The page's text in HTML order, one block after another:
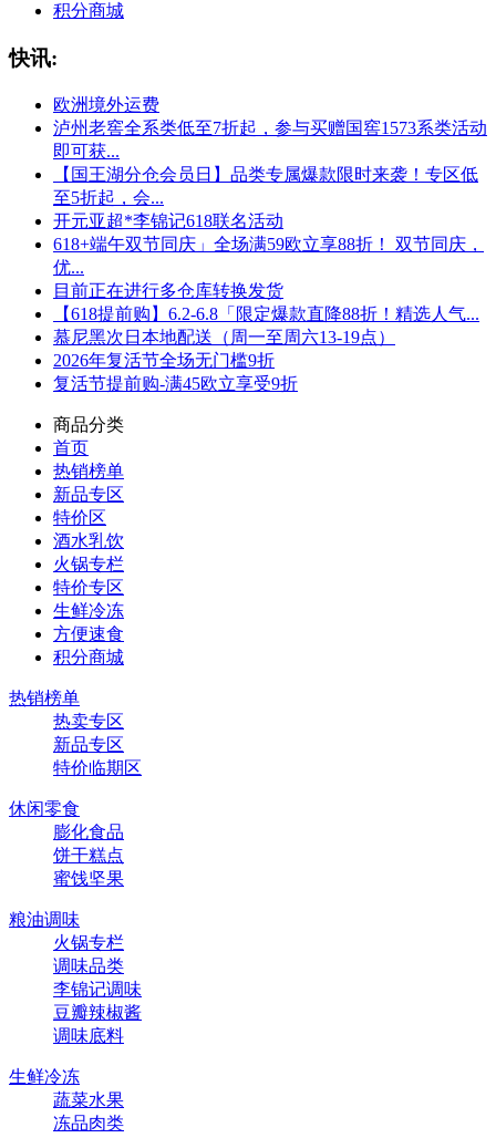
积分商城
快讯:
欧洲境外运费
泸州老窖全系类低至7折起，参与买赠国窖1573系类活动
即可获...
【国王湖分仓会员日】品类专属爆款限时来袭！专区低
至5折起，会...
开元亚超*李锦记618联名活动
618+端午双节同庆」全场满59欧立享88折！ 双节同庆，
优...
目前正在进行多仓库转换发货
【618提前购】6.2-6.8「限定爆款直降88折！精选人气...
慕尼黑次日本地配送（周一至周六13-19点）
2026年复活节全场无门槛9折
复活节提前购-满45欧立享受9折
商品分类
首页
热销榜单
新品专区
特价区
酒水乳饮
火锅专栏
特价专区
生鲜冷冻
方便速食
积分商城
热销榜单
热卖专区
新品专区
特价临期区
休闲零食
膨化食品
饼干糕点
蜜饯坚果
粮油调味
火锅专栏
调味品类
李锦记调味
豆瓣辣椒酱
调味底料
生鲜冷冻
蔬菜水果
冻品肉类